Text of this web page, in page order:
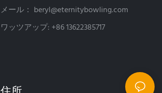
メール： beryl@eternitybowling.com
ワッツアップ: +86 13622385717
住所